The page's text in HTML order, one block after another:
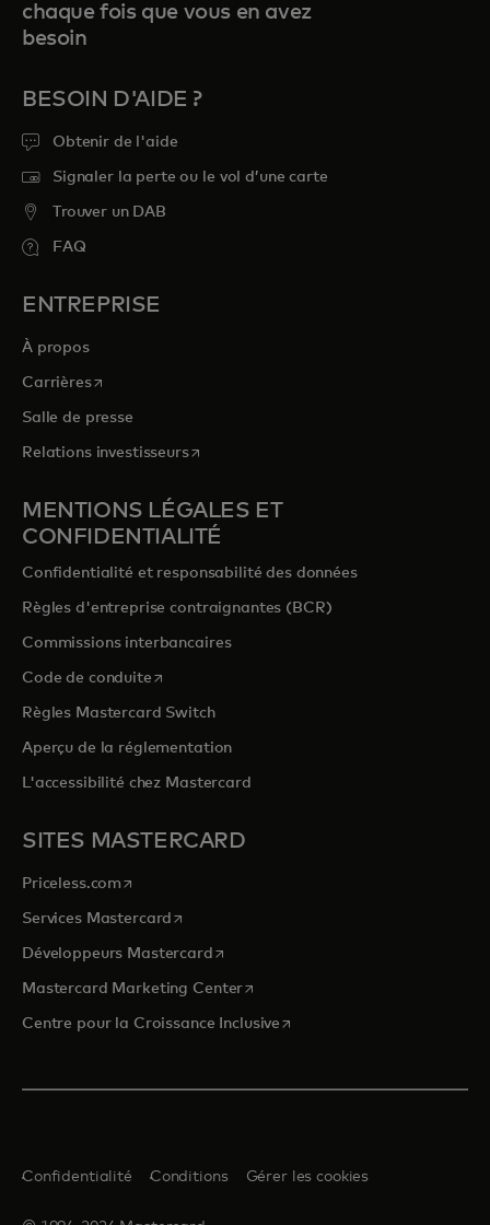
chaque fois que vous en avez
besoin
BESOIN D'AIDE ?
Obtenir de l'aide
Signaler la perte ou le vol d’une carte
Trouver un DAB
FAQ
ENTREPRISE
À propos
Carrièress’ouvre dans un nouvel onglet
Salle de presse
Relations investisseurss’ouvre dans un nouvel onglet
MENTIONS LÉGALES ET
CONFIDENTIALITÉ
Confidentialité et responsabilité des données
Règles d'entreprise contraignantes (BCR)
Commissions interbancaires
Code de conduites’ouvre dans un nouvel onglet
Règles Mastercard Switch
Aperçu de la réglementation
L'accessibilité chez Mastercard
SITES MASTERCARD
Priceless.com s’ouvre dans un nouvel onglet
Services Mastercard s’ouvre dans un nouvel onglet
Développeurs Mastercards’ouvre dans un nouvel onglet
Mastercard Marketing Centers’ouvre dans un nouvel onglet
Centre pour la Croissance Inclusive s’ouvre dans un nouvel
Confidentialité Conditions Gérer les cookies